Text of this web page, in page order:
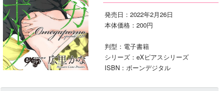
発売日：2022年2月26日
本体価格：200円
判型：電子書籍
シリーズ：eXピアスシリーズ
ISBN：ボーンデジタル